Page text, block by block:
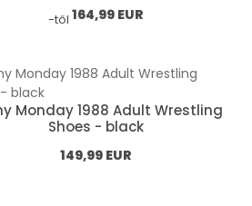
Normál ár:
-től 164,99 EUR
Monday 1988 Adult Wrestling
Shoes - black
Normál ár:
149,99 EUR